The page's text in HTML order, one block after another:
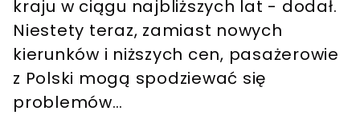
kraju w ciągu najbliższych lat - dodał.
Niestety teraz, zamiast nowych
kierunków i niższych cen, pasażerowie
z Polski mogą spodziewać się
problemów…